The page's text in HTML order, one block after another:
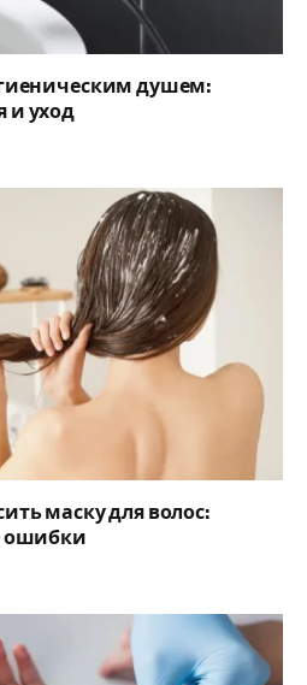
душем:
и уход
маску для волос:
ошибки